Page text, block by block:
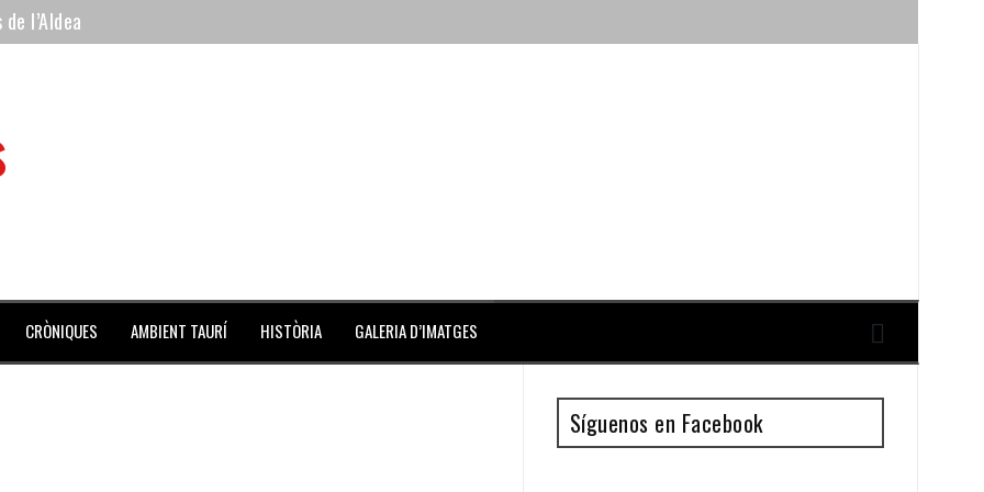
l’Aldea
premiado como el novillo más bravo en San Adrián
CRÒNIQUES AMBIENT TAURÍ HISTÒRIA GALERIA D’IMATGES
Síguenos en Facebook